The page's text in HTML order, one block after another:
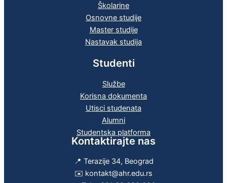
Školarine
Osnovne studije
Master studije
Nastavak studija
Studenti
Službe
Korisna dokumenta
Utisci studenata
Alumni
Studentska platforma
Kontaktirajte nas
📍 Terazije 34, Beograd
✉️ kontakt@ahr.edu.rs